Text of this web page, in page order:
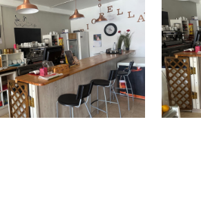
y contrato de 5 años